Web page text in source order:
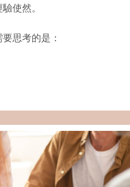
使然。
思考的是：